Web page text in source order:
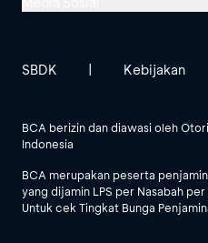
Lihat Semua Media Sosial
BCA berizin dan diawasi oleh
Indonesia
BCA merupakan peserta
yang dijamin LPS per Nasabah
Untuk cek Tingkat Bunga
SBDK | Kebijakan